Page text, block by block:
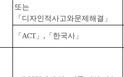
또는
「 디자인적사고와문제해결 」
「 ACT」 , 「 한국사」